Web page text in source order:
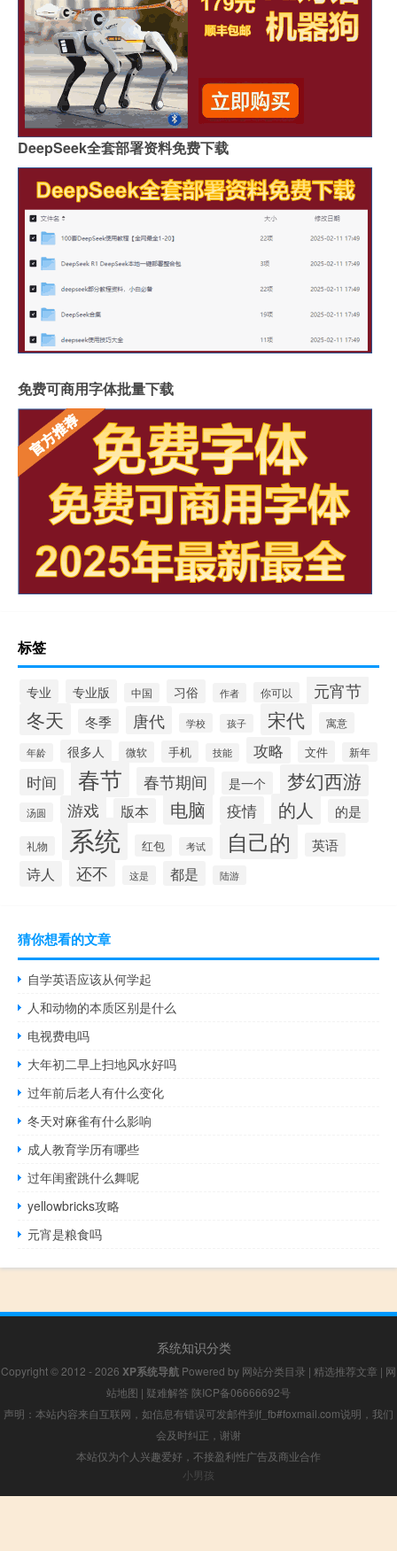
DeepSeek全套部署资料免费下载
免费可商用字体批量下载
标签
专业 专业版 中国 习俗 作者 你可以 元宵节
冬天 冬季 唐代 学校 孩子 宋代 寓意
年龄 很多人 微软 手机 技能 攻略 文件 新年
时间 春节 春节期间 是一个 梦幻西游
汤圆 游戏 版本 电脑 疫情 的人 的是
礼物 系统 红包 考试 自己的 英语
诗人 还不 这是 都是 陆游
猜你想看的文章
自学英语应该从何学起
人和动物的本质区别是什么
电视费电吗
大年初二早上扫地风水好吗
过年前后老人有什么变化
冬天对麻雀有什么影响
成人教育学历有哪些
过年闺蜜跳什么舞呢
yellowbricks攻略
元宵是粮食吗
系统知识分类
Copyright © 2012 - 2026 XP系统导航 Powered by 网站分类目录 | 精选推荐文章 | 网
站地图 | 疑难解答 陕ICP备06666692号
声明：本站内容来自互联网，如信息有错误可发邮件到f_fb#foxmail.com说明，我们
会及时纠正，谢谢
本站仅为个人兴趣爱好，不接盈利性广告及商业合作
小男孩